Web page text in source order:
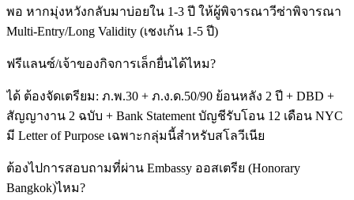
พอ หากมุ่งหวังกลับมาบ่อยใน 1-3 ปี ให้ผู้พิจารณาวีซ่าพิจารณา
Multi-Entry/Long Validity (เชงเก้น 1-5 ปี)
ฟรีแลนซ์/เจ้าของกิจการเล็กยื่นได้ไหม?
ได้ ต้องจัดเตรียม: ภ.พ.30 + ภ.ง.ด.50/90 ย้อนหลัง 2 ปี + DBD +
สัญญางาน 2 ฉบับ + Bank Statement บัญชีรับโอน 12 เดือน NYC
มี Letter of Purpose เฉพาะกลุ่มนี้สำหรับสโลวีเนีย
ต้องไปการสอบถามที่ผ่าน Embassy ออสเตรีย (Honorary
Bangkok)ไหม?